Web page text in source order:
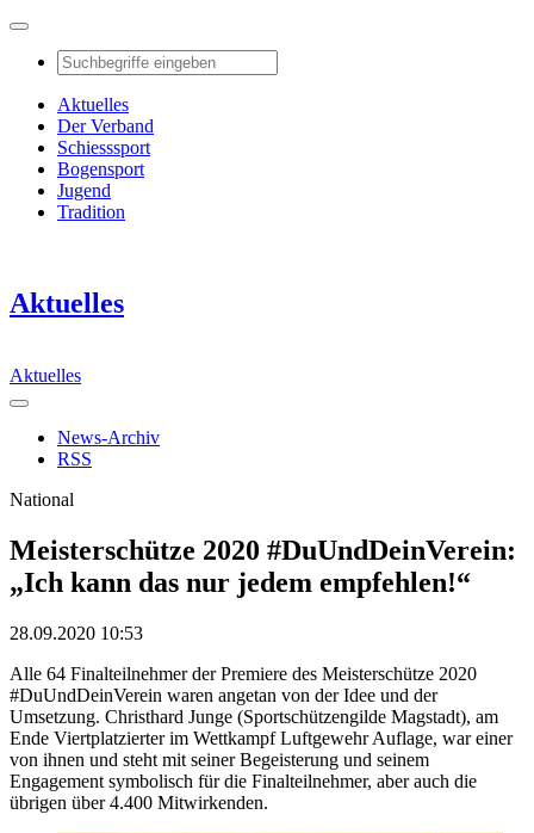
Aktuelles
Der Verband
Schiesssport
Bogensport
Jugend
Tradition
Aktuelles
Aktuelles
News-Archiv
RSS
National
Meisterschütze 2020 #DuUndDeinVerein:
„Ich kann das nur jedem empfehlen!“
28.09.2020 10:53
Alle 64 Finalteilnehmer der Premiere des Meisterschütze 2020
#DuUndDeinVerein waren angetan von der Idee und der
Umsetzung. Christhard Junge (Sportschützengilde Magstadt), am
Ende Viertplatzierter im Wettkampf Luftgewehr Auflage, war einer
von ihnen und steht mit seiner Begeisterung und seinem
Engagement symbolisch für die Finalteilnehmer, aber auch die
übrigen über 4.400 Mitwirkenden.